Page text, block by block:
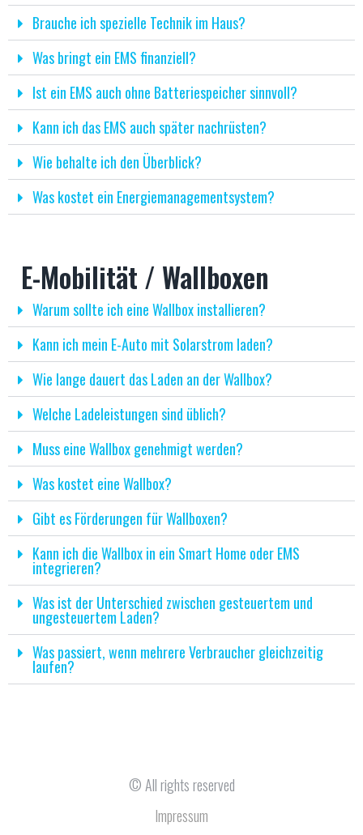
Brauche ich spezielle Technik im Haus?
Was bringt ein EMS finanziell?
Ist ein EMS auch ohne Batteriespeicher sinnvoll?
Kann ich das EMS auch später nachrüsten?
Wie behalte ich den Überblick?
Was kostet ein Energiemanagementsystem?
E-Mobilität / Wallboxen
Warum sollte ich eine Wallbox installieren?
Kann ich mein E-Auto mit Solarstrom laden?
Wie lange dauert das Laden an der Wallbox?
Welche Ladeleistungen sind üblich?
Muss eine Wallbox genehmigt werden?
Was kostet eine Wallbox?
Gibt es Förderungen für Wallboxen?
Kann ich die Wallbox in ein Smart Home oder EMS
integrieren?
Was ist der Unterschied zwischen gesteuertem und
ungesteuertem Laden?
Was passiert, wenn mehrere Verbraucher gleichzeitig
laufen?
© All rights reserved
Impressum